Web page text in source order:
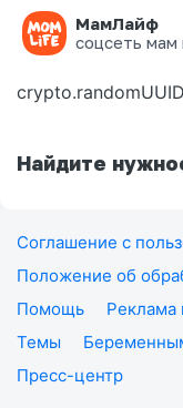
МамЛайф
соцсеть мам
Ошибка на
Найдите
Соглашение с
Положение об
Помощь
Реклама
Темы
Пресс-центр